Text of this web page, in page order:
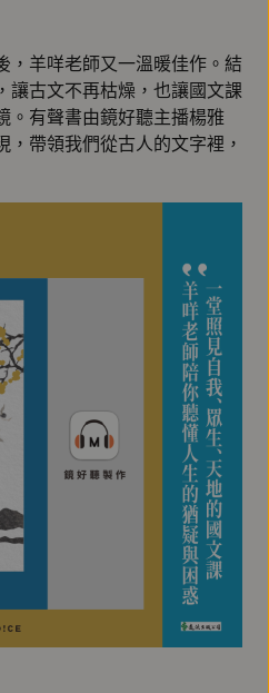
，羊咩老師又一溫暖佳作。結
讓古文不再枯燥，也讓國文課
。有聲書由鏡好聽主播楊雅
，帶領我們從古人的文字裡，